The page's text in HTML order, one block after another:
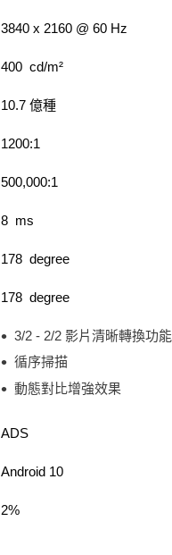
3840 x 2160 @ 60 Hz
400 cd/m²
10.7 億種
1200:1
500,000:1
8 ms
178 degree
178 degree
3/2 - 2/2 影片清晰轉換功能
循序掃描
動態對比增強效果
ADS
Android 10
2%